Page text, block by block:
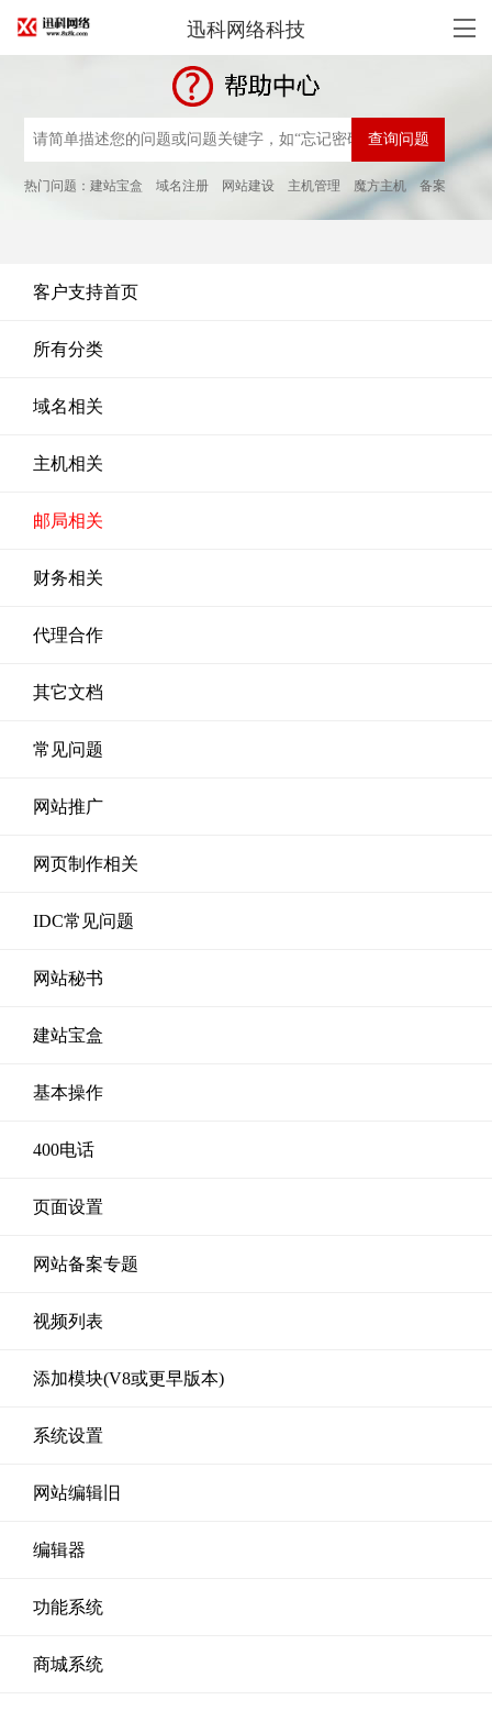
迅科网络科技
热门问题：建站宝盒 域名注册 网站建设 主机管理 魔方主机 备案
客户支持首页
所有分类
域名相关
主机相关
邮局相关
财务相关
代理合作
其它文档
常见问题
网站推广
网页制作相关
IDC常见问题
网站秘书
建站宝盒
基本操作
400电话
页面设置
网站备案专题
视频列表
添加模块(V8或更早版本)
系统设置
网站编辑旧
编辑器
功能系统
商城系统